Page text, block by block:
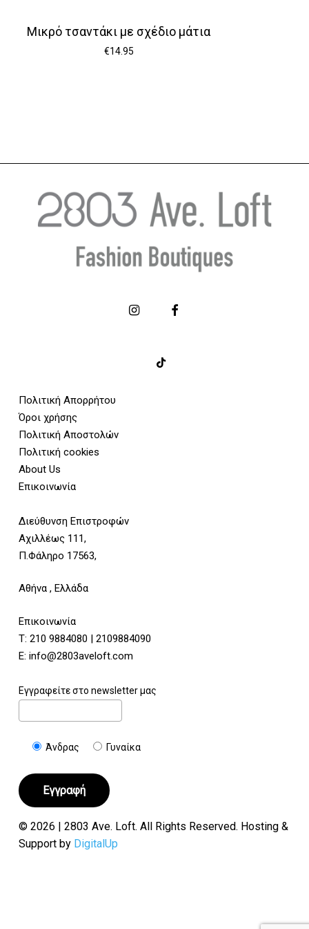
Μικρό τσαντάκι με σχέδιο μάτια
€14.95
Πολιτική Απορρήτου
Όροι χρήσης
Πολιτική Αποστολών
Πολιτική cookies
About Us
Επικοινωνία
Διεύθυνση Επιστροφών
Αχιλλέως 111,
Π.Φάληρο 17563,
Αθήνα , Ελλάδα
Επικοινωνία
Τ: 210 9884080 | 2109884090
E: info@2803aveloft.com
Εγγραφείτε στο newsletter μας
Άνδρας Γυναίκα
© 2026 | 2803 Ave. Loft. All Rights Reserved. Hosting &
Support by DigitalUp